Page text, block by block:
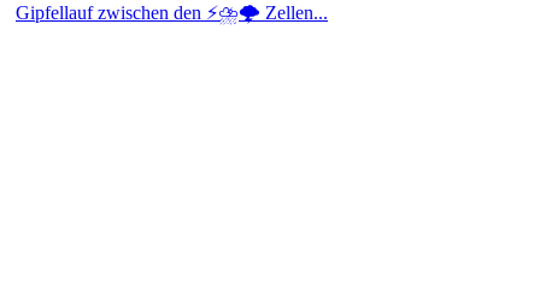
Gipfellauf zwischen den ⚡⛈️🌩️ Zellen...